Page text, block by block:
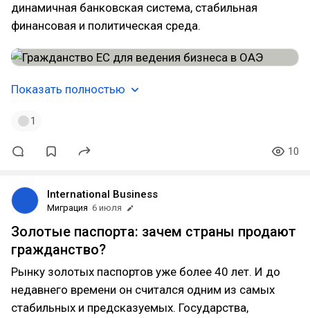
динамичная банковская система, стабильная
финансовая и политическая среда.
Показать полностью
1
10
International Business
Миграция 6 июля
Золотые паспорта: зачем страны продают
гражданство?
Рынку золотых паспортов уже более 40 лет. И до
недавнего времени он считался одним из самых
стабильных и предсказуемых. Государства,